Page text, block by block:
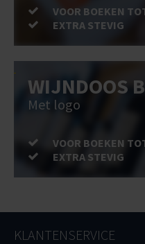
VOOR BOEKEN
EXTRA STEVIG
WIJNDOOS
Met logo
VOOR BOEKEN
EXTRA STEVIG
KLANTENSERVICE